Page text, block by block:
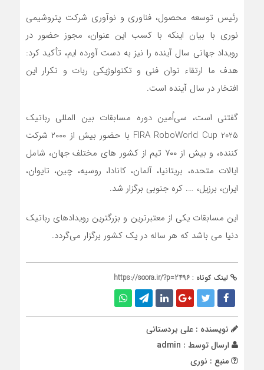
رئیس توسعه محصول، فناوری و نوآوری شرکت پتروشیمی
نوری با بیان اینکه با کسب این عنوان، مجوز حضور در
رویداد جهانی سال آینده را نیز به دست آورده ایم، تأکید کرد:
هدف ما ارتقاء توان فنی و تکنولوژیکی ربات و تکرار این
افتخار در سال آینده است.
گفتنی است، سی‌اُمین دوره مسابقات بین المللی رباتیک
FIRA RoboWorld Cup 2025 با حضور بیش از ۲۰۰۰ شرکت
کننده، و بیش از ۷۰۰ تیم از کشور های مختلف جهان، شامل
ایالات متحده، بریتانیا، آلمان، کانادا، روسیه، چین، تایوان،
ایران، برزیل، …. کره جنوبی برگزار شد.
این مسابقات یکی از معتبرترین و بزرگترین رویدادهای رباتیک
دنیا می باشد که هر ساله در یک کشور برگزار می‌گردد.
لینک کوتاه : https://soora.ir/?p=2496
نویسنده : علی بردستانی
ارسال توسط : admin
منبع : نوری